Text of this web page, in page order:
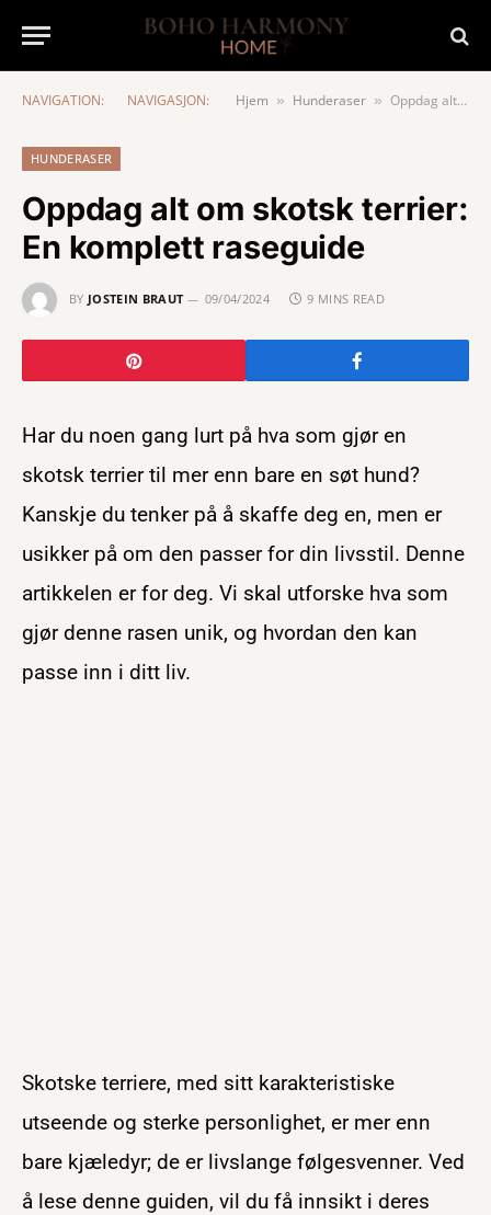
NAVIGATION: NAVIGASJON: Hjem » Hunderaser » Oppdag alt om skotsk terrier: En komplett raseguide
HUNDERASER
Oppdag alt om skotsk terrier:
En komplett raseguide
BY JOSTEIN BRAUT 09/04/2024 9 MINS READ
Har du noen gang lurt på hva som gjør en
skotsk terrier til mer enn bare en søt hund?
Kanskje du tenker på å skaffe deg en, men er
usikker på om den passer for din livsstil. Denne
artikkelen er for deg. Vi skal utforske hva som
gjør denne rasen unik, og hvordan den kan
passe inn i ditt liv.
Skotske terriere, med sitt karakteristiske
utseende og sterke personlighet, er mer enn
bare kjæledyr; de er livslange følgesvenner. Ved
å lese denne guiden, vil du få innsikt i deres